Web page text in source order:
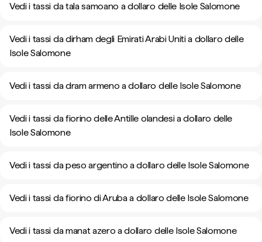
Vedi i tassi da tala samoano a dollaro delle Isole Salomone
Vedi i tassi da dirham degli Emirati Arabi Uniti a dollaro delle
Isole Salomone
Vedi i tassi da dram armeno a dollaro delle Isole Salomone
Vedi i tassi da fiorino delle Antille olandesi a dollaro delle
Isole Salomone
Vedi i tassi da peso argentino a dollaro delle Isole Salomone
Vedi i tassi da fiorino di Aruba a dollaro delle Isole Salomone
Vedi i tassi da manat azero a dollaro delle Isole Salomone